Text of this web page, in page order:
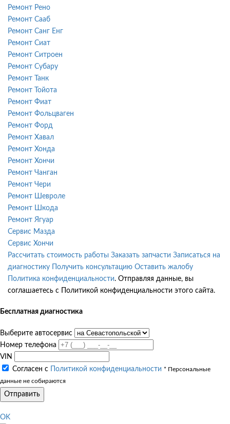
Ремонт Рено
Ремонт Сааб
Ремонт Санг Енг
Ремонт Сиат
Ремонт Ситроен
Ремонт Субару
Ремонт Танк
Ремонт Тойота
Ремонт Фиат
Ремонт Фольцваген
Ремонт Форд
Ремонт Хавал
Ремонт Хонда
Ремонт Хончи
Ремонт Чанган
Ремонт Чери
Ремонт Шевроле
Ремонт Шкода
Ремонт Ягуар
Сервис Мазда
Сервис Хончи
Рассчитать стоимость работы Заказать запчасти Записаться на
диагностику
Получить консультацию Оставить жалобу
Политика конфиденциальности. Отправляя данные, вы
соглашаетесь с Политикой конфиденциальности этого сайта.
Бесплатная диагностика
Выберите автосервис
Номер телефона
VIN
Согласен с
Политикой конфиденциальности * Персональные
данные не собираются
Отправить
OK